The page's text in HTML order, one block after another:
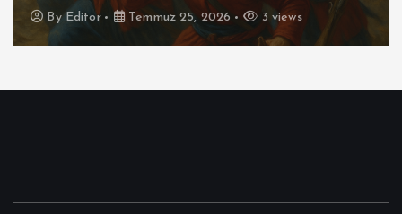
By Editor Temmuz 25, 2026 3 views